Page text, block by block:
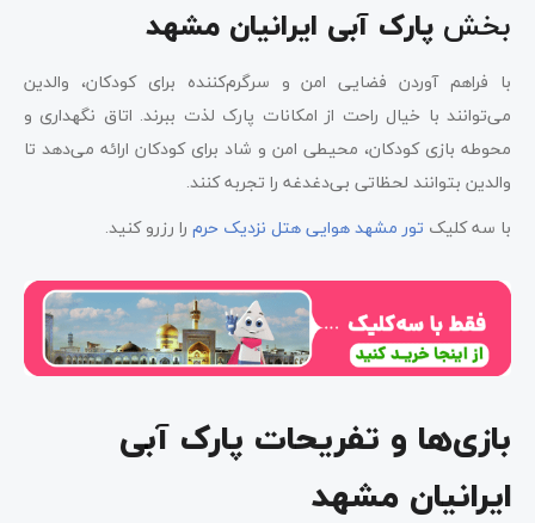
بخش پارک آبی ایرانیان مشهد
با فراهم آوردن فضایی امن و سرگرم‌کننده برای کودکان، والدین
می‌توانند با خیال راحت از امکانات پارک لذت ببرند. اتاق نگهداری و
محوطه بازی کودکان، محیطی امن و شاد برای کودکان ارائه می‌دهد تا
والدین بتوانند لحظاتی بی‌دغدغه را تجربه کنند.
با سه کلیک تور مشهد هوایی هتل نزدیک حرم را رزرو کنید.
بازی‌ها و تفریحات پارک آبی
ایرانیان مشهد